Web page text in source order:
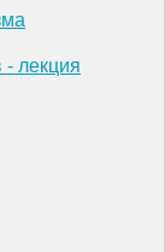
- лекция